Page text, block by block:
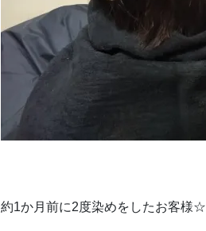
約1か月前に2度染めをしたお客様☆